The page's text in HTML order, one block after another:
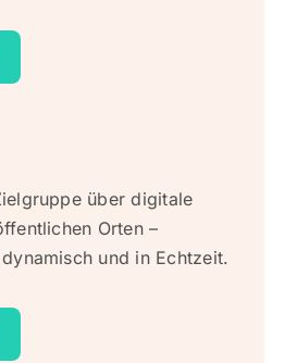
über digitale
Orten –
und in Echtzeit.